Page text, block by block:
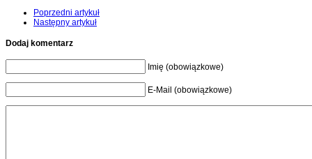
Poprzedni artykuł
Następny artykuł
Dodaj komentarz
Imię (obowiązkowe)
E-Mail (obowiązkowe)